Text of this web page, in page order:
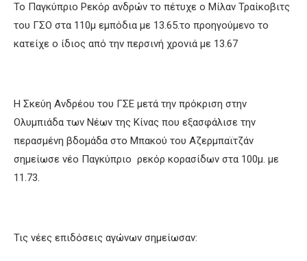
Το Παγκύπριο Ρεκόρ ανδρών το πέτυχε ο Μίλαν Τραίκοβιτς
του ΓΣΟ στα 110μ εμπόδια με 13.65.το προηγούμενο το
κατείχε ο ίδιος από την περσινή χρονιά με 13.67
Η Σκεύη Ανδρέου του ΓΣΕ μετά την πρόκριση στην
Ολυμπιάδα των Νέων της Κίνας που εξασφάλισε την
περασμένη βδομάδα στο Μπακού του Αζερμπαϊτζάν
σημείωσε νέο Παγκύπριο ρεκόρ κορασίδων στα 100μ. με
11.73.
Τις νέες επιδόσεις αγώνων σημείωσαν: